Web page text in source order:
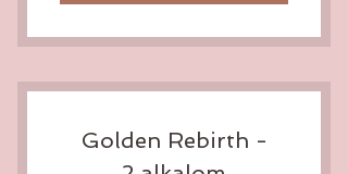
Golden Rebirth -